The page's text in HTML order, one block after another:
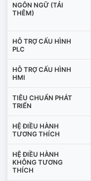
NGÔN NGỮ (TẢI
THÊM)
HỖ TRỢ CẤU HÌNH
PLC
HỖ TRỢ CẤU HÌNH
HMI
TIÊU CHUẨN PHÁT
TRIỂN
HỆ ĐIỀU HÀNH
TƯƠNG THÍCH
HỆ ĐIỀU HÀNH
KHÔNG TƯƠNG
THÍCH